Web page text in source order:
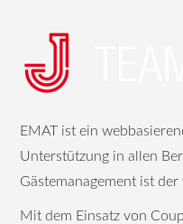
EMAT ist ein
Unterstützung in allen
Gästemanagement ist
Mit dem Einsatz von